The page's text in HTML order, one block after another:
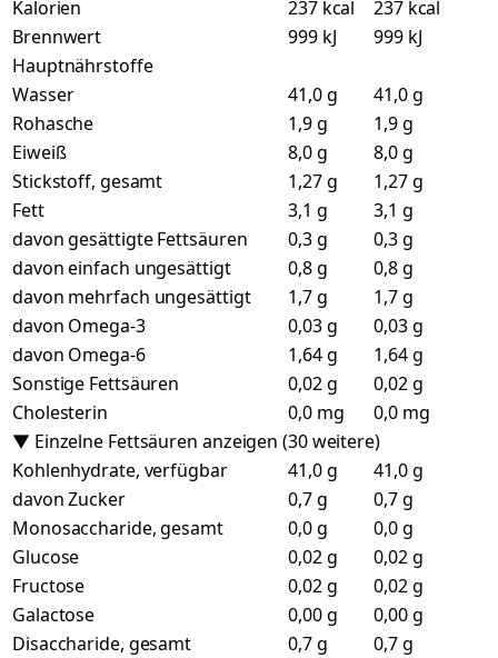
Kalorien 237 kcal
237 kcal
Brennwert
999 kJ
999 kJ
Hauptnährstoffe
Wasser
41,0 g
41,0 g
Rohasche
1,9 g
1,9 g
Eiweiß
8,0 g
8,0 g
Stickstoff, gesamt
1,27 g
1,27 g
Fett
3,1 g
3,1 g
davon gesättigte Fettsäuren
0,3 g
0,3 g
davon einfach ungesättigt
0,8 g
0,8 g
davon mehrfach ungesättigt
1,7 g
1,7 g
davon Omega-3
0,03 g
0,03 g
davon Omega-6
1,64 g
1,64 g
Sonstige Fettsäuren
0,02 g
0,02 g
Cholesterin
0,0 mg
0,0 mg
▼ Einzelne Fettsäuren anzeigen (30 weitere)
Kohlenhydrate, verfügbar
41,0 g
41,0 g
davon Zucker
0,7 g
0,7 g
Monosaccharide, gesamt
0,0 g
0,0 g
Glucose
0,02 g
0,02 g
Fructose
0,02 g
0,02 g
Galactose
0,00 g
0,00 g
Disaccharide, gesamt
0,7 g
0,7 g